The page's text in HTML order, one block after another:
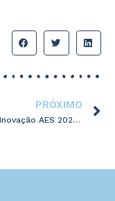
PRÓXIMO
Plano de Inovação AES 2023/2027